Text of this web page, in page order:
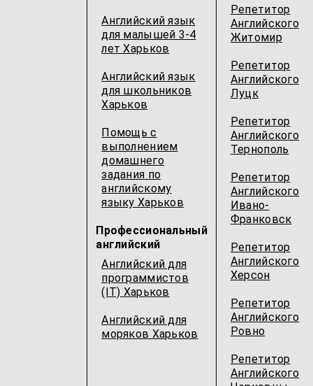
Английский язык
для малышей 3-4
лет Харьков
Английский язык
для школьников
Харьков
Помощь с
выполнением
домашнего
задания по
английскому
языку Харьков
Профессиональный
английский
Английский для
программистов
(IT) Харьков
Английский для
моряков Харьков
Репетитор
Английского
Житомир
Репетитор
Английского
Луцк
Репетитор
Английского
Тернополь
Репетитор
Английского
Ивано-
Франковск
Репетитор
Английского
Херсон
Репетитор
Английского
Ровно
Репетитор
Английского